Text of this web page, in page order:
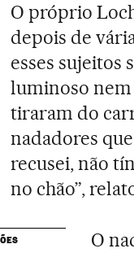
O próprio
depois de
esses sujeitos
luminoso nem
tiraram do
nadadores
recusei, não
no chão”,
O